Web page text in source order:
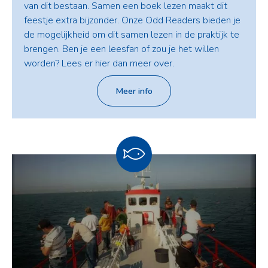
van dit bestaan. Samen een boek lezen maakt dit
feestje extra bijzonder. Onze Odd Readers bieden je
de mogelijkheid om dit samen lezen in de praktijk te
brengen. Ben je een leesfan of zou je het willen
worden? Lees er hier dan meer over.
Meer info